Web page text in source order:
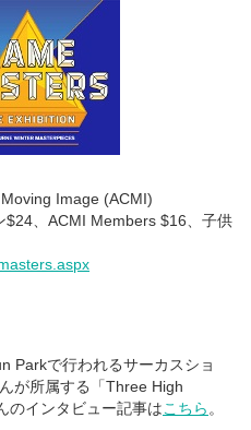
Image (ACMI)
、ACMI Members $16、子供
Parkで行われるサーカスショ
が所属する「Three High
のインタビュー記事はこちら 。